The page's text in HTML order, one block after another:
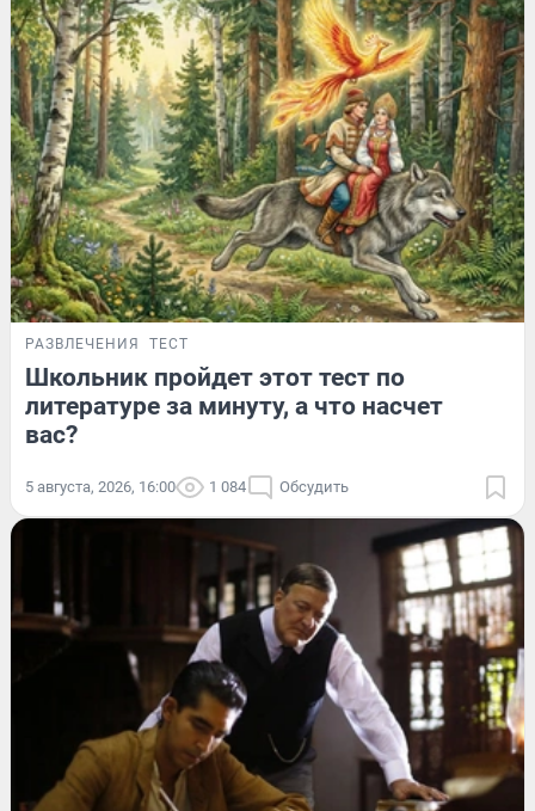
РАЗВЛЕЧЕНИЯ ТЕСТ
Школьник пройдет этот тест по
литературе за минуту, а что насчет
вас?
5 августа, 2026, 16:00 1 084 Обсудить